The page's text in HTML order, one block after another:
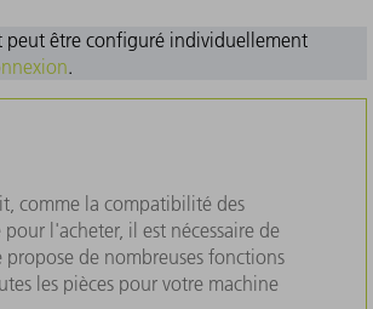
peut être configuré individuellement
.
comme la compatibilité des
l'acheter, il est nécessaire de
propose de nombreuses fonctions
les pièces pour votre machine